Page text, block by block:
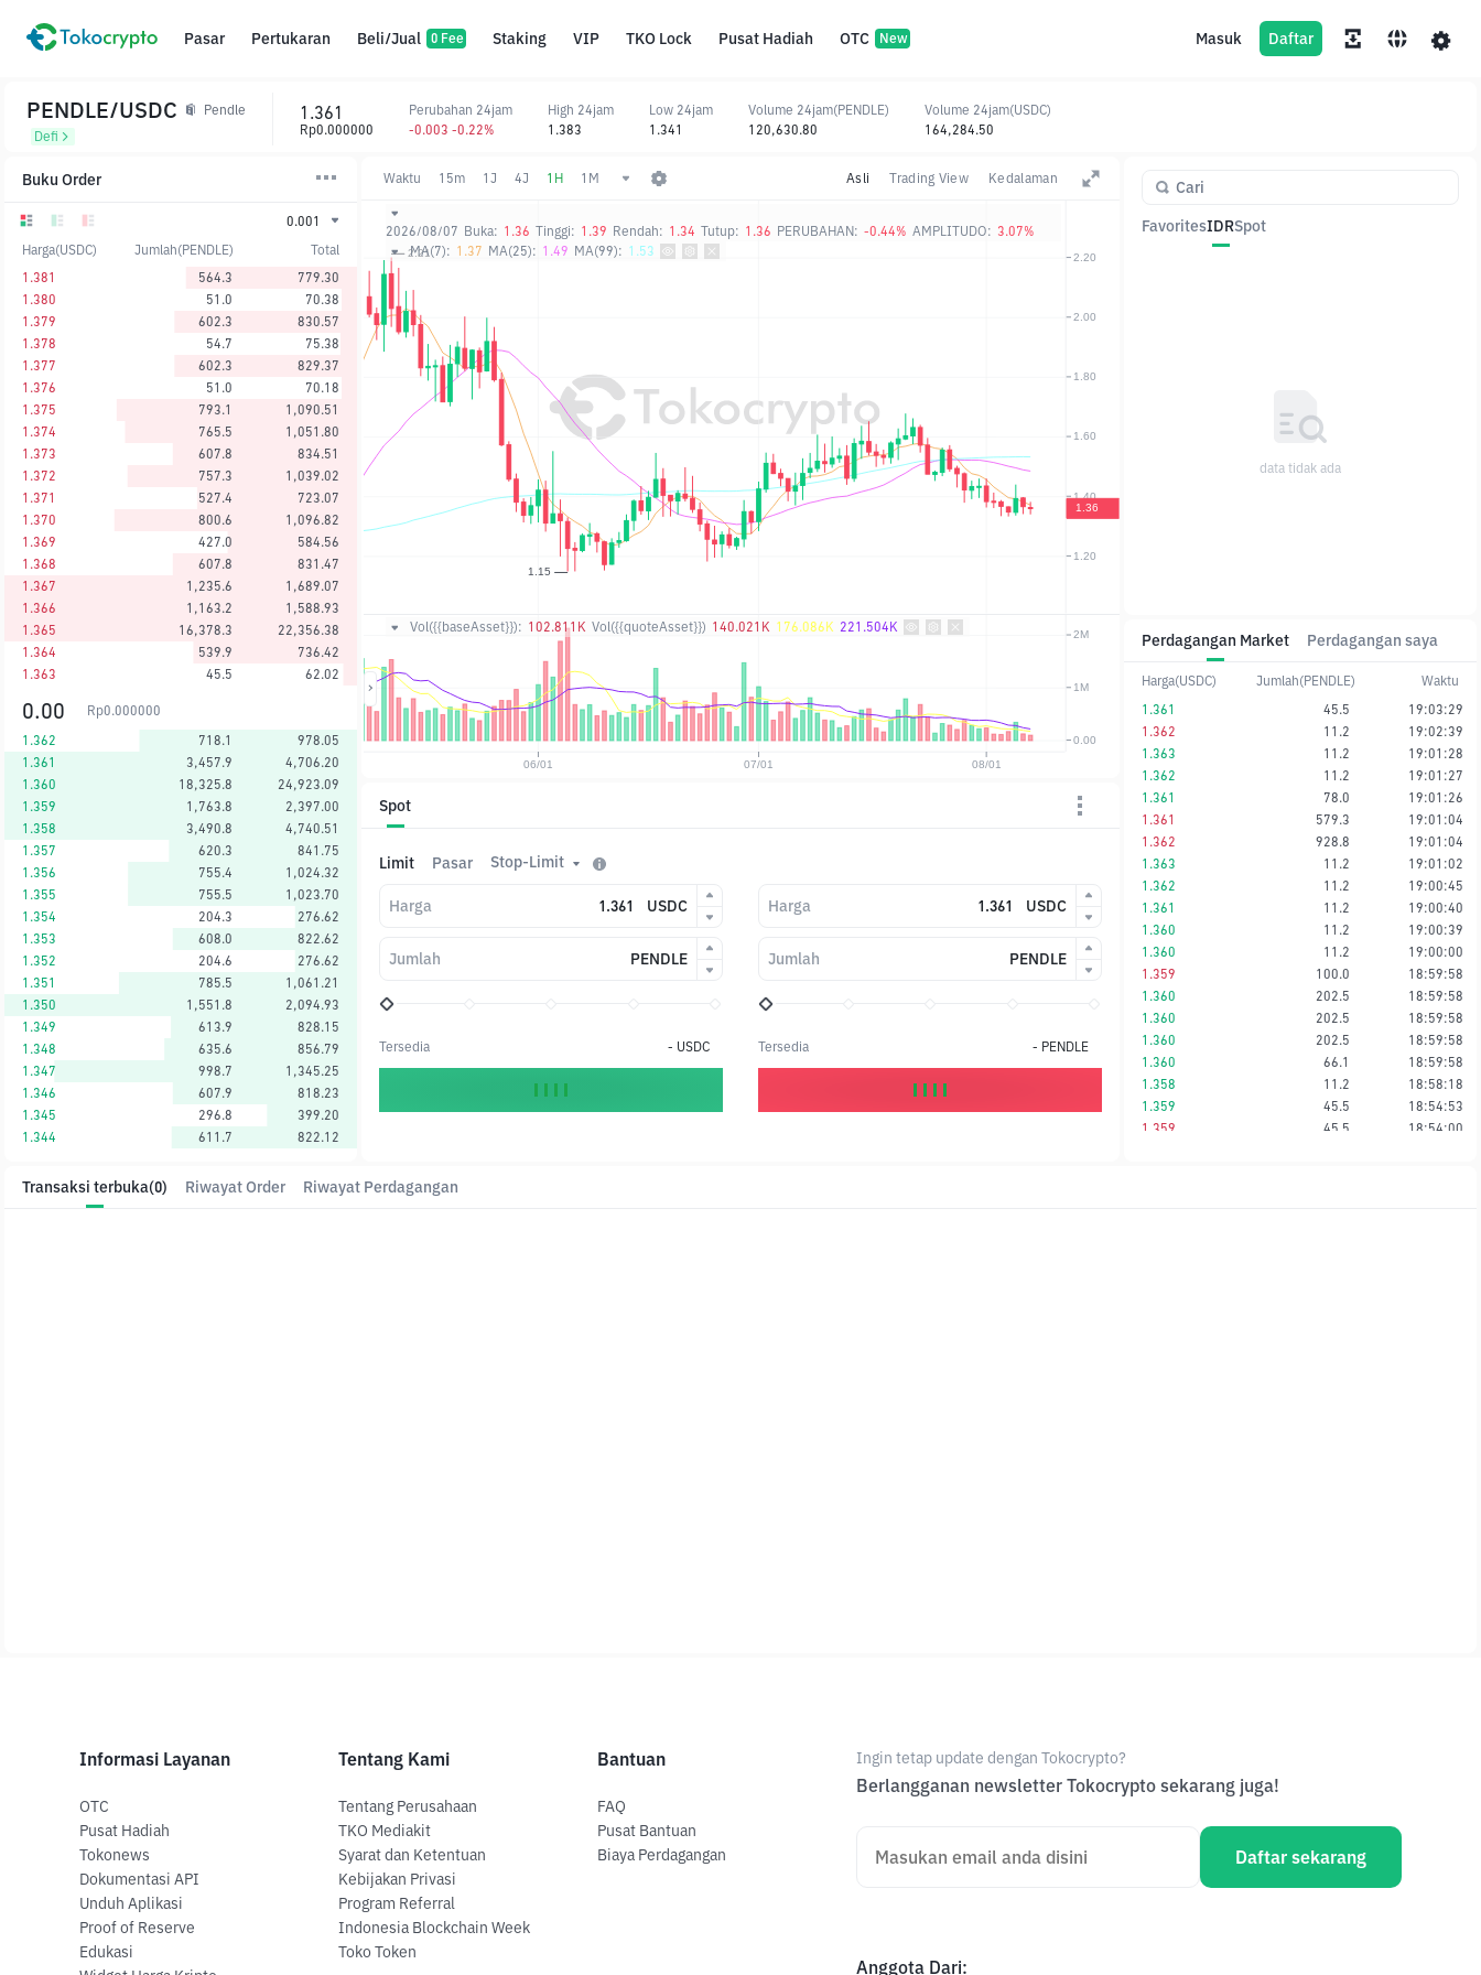
Pasar Pertukaran Beli/Jual 0 Fee Staking VIP TKO Lock Pusat Hadiah OTC New Masuk Daftar
Buku Order
0.001
Harga(USDC)
Jumlah(PENDLE)
Total
1.381
564.3
779.30
1.380
51.0
70.38
1.379
602.3
830.57
1.378
54.7
75.38
1.377
602.3
829.37
1.376
51.0
70.18
1.375
793.1
1,090.51
1.374
765.5
1,051.80
1.373
607.8
834.51
1.372
757.3
1,039.02
1.371
527.4
723.07
1.370
800.6
1,096.82
1.369
427.0
584.56
1.368
607.8
831.47
1.367
1,235.6
1,689.07
1.366
1,163.2
1,588.93
1.365
16,378.3
22,356.38
1.364
539.9
736.42
1.363
45.5 62.02
0.00 Rp0.000000
1.362
718.1
978.05
1.361
3,457.9
4,706.20
1.360
18,325.8
24,923.09
1.359
1,763.8
2,397.00
1.358
3,490.8
4,740.51
1.357
620.3
841.75
1.356
755.4
1,024.32
1.355
755.5
1,023.70
1.354
204.3
276.62
1.353
608.0
822.62
1.352
204.6
276.62
1.351
785.5
1,061.21
1.350
1,551.8
2,094.93
1.349
613.9
828.15
1.348
635.6
856.79
1.347
998.7
1,345.25
1.346
607.9
818.23
1.345
296.8
399.20
1.344
611.7 822.12
Waktu 15m 1J 4J 1H 1M Asli Trading View Kedalaman
2026/08/07 Buka: 1.36 Tinggi: 1.39 Rendah: 1.34 Tutup: 1.36 PERUBAHAN: -0.44% AMPLITUDO: 3.07%
MA(7): 1.37 MA(25): 1.49 MA(99): 1.53
Vol({{baseAsset}}): 102.811K Vol({{quoteAsset}}) 140.021K 176.086K 221.504K
PENDLE/USDC
Pendle
Defi
1.361
Rp0.000000
Perubahan 24jam
-0.003 -0.22%
High 24jam
1.383
Low 24jam
1.341
Volume 24jam(PENDLE)
120,630.80
Volume 24jam(USDC)
164,284.50
Spot
Limit Pasar Stop-Limit
Harga USDC
Jumlah PENDLE
Tersedia - USDC
Harga USDC
Jumlah PENDLE
Tersedia - PENDLE
Perdagangan Market Perdagangan saya
Harga(USDC) Jumlah(PENDLE)
Waktu
1.361
45.5
19:03:29
1.362
11.2
19:02:39
1.363
11.2
19:01:28
1.362
11.2
19:01:27
1.361
78.0
19:01:26
1.361
579.3
19:01:04
1.362
928.8
19:01:04
1.363
11.2
19:01:02
1.362
11.2
19:00:45
1.361
11.2
19:00:40
1.360
11.2
19:00:39
1.360
11.2
19:00:00
1.359
100.0
18:59:58
1.360
202.5
18:59:58
1.360
202.5
18:59:58
1.360
202.5
18:59:58
1.360
66.1
18:59:58
1.358
11.2
18:58:18
1.359
45.5
18:54:53
1.359
45.5
18:54:00
FavoritesIDRSpot
data tidak ada
Transaksi terbuka(0) Riwayat Order Riwayat Perdagangan
Informasi Layanan
OTC
Pusat Hadiah
Tokonews
Dokumentasi API
Unduh Aplikasi
Proof of Reserve
Edukasi
Tentang Kami
Tentang Perusahaan
TKO Mediakit
Syarat dan Ketentuan
Kebijakan Privasi
Program Referral
Indonesia Blockchain Week
Toko Token
Bantuan
FAQ
Pusat Bantuan
Biaya Perdagangan
Ingin tetap update dengan Tokocrypto?
Berlangganan newsletter Tokocrypto sekarang juga!
Daftar sekarang
Anggota Dari: